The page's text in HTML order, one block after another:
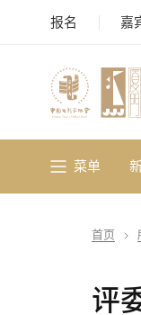
报名 嘉
菜单
首页
评